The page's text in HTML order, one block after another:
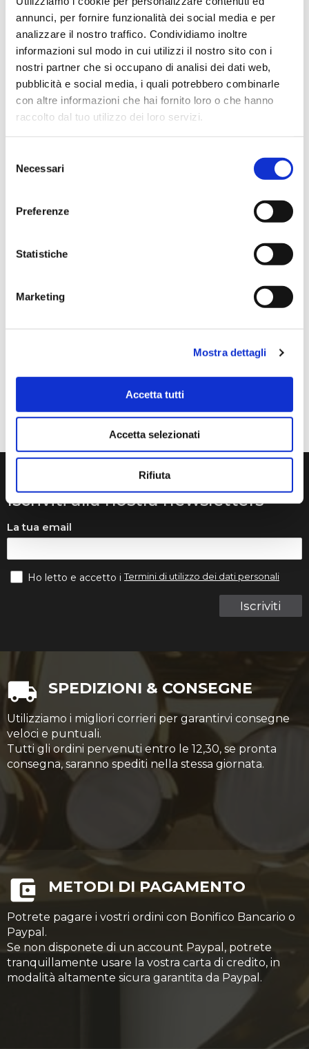
annunci, per fornire funzionalità dei social media e per
analizzare il nostro traffico. Condividiamo inoltre
informazioni sul modo in cui utilizzi il nostro sito con i
nostri partner che si occupano di analisi dei dati web,
pubblicità e social media, i quali potrebbero combinarle
con altre informazioni che hai fornito loro o che hanno
raccolto dal tuo utilizzo dei loro servizi.
delNecessari
Preferenze
Statistiche
Marketing
Mostra dettagli
Accetta tutti
Accetta selezionati
Rifiuta
Negozio assolutamente consigliato, acqui..
Ciro Pio Donnarumma
4 mesi fa
★★★★★
Ho acquistato un Selmer Super Action 80 serie I da
è arrivato in condizioni impeccabili, perfettamente
imballato e conforme alla descrizione. Il negozio si è
Volevo raccontarvi la nostra storia. Mia figlia studia con
Abbiamo ordinato tutti i violini dalla ditta Denis Basin.
Mentre suonava, il ponticello si è rotto e questo ci ha
Iscriviti alla nostra newsletters
La tua email
Iscriviti
Ho letto e accetto iTermini di utilizzo dei dati personali
SPEDIZIONI & CONSEGNE
Utilizziamo i migliori corrieri per garantirvi consegne
veloci e puntuali.
Tutti gli ordini pervenuti entro le 12,30, se pronta
consegna, saranno spediti nella stessa giornata.
METODI DI PAGAMENTO
Potrete pagare i vostri ordini con Bonifico Bancario o
Paypal.
Se non disponete di un account Paypal, potrete
tranquillamente usare la vostra carta di credito, in
modalità altamente sicura garantita da Paypal.